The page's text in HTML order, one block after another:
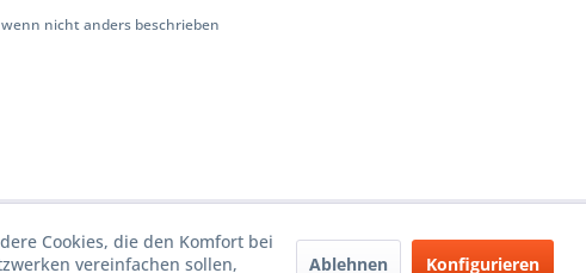
nicht anders beschrieben
Cookies, die den Komfort bei
vereinfachen sollen,
Ablehnen Konfigurieren